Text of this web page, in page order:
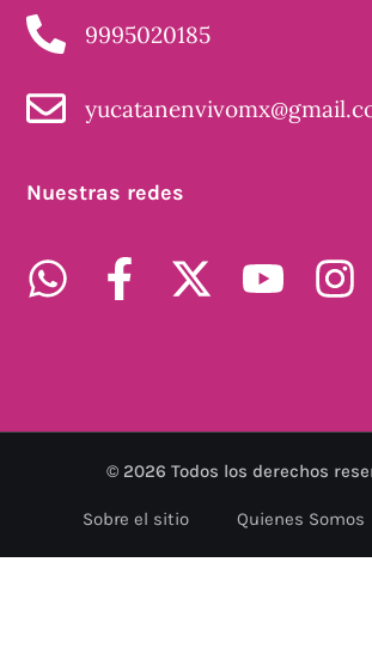
9995020185
Nuestras redes
© 2026 Todos los derechos
Sobre el sitio Quienes Somos